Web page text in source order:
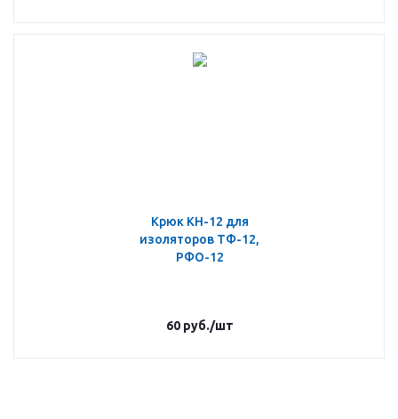
Крюк КН-12 для
изоляторов ТФ-12,
РФО-12
60руб./шт